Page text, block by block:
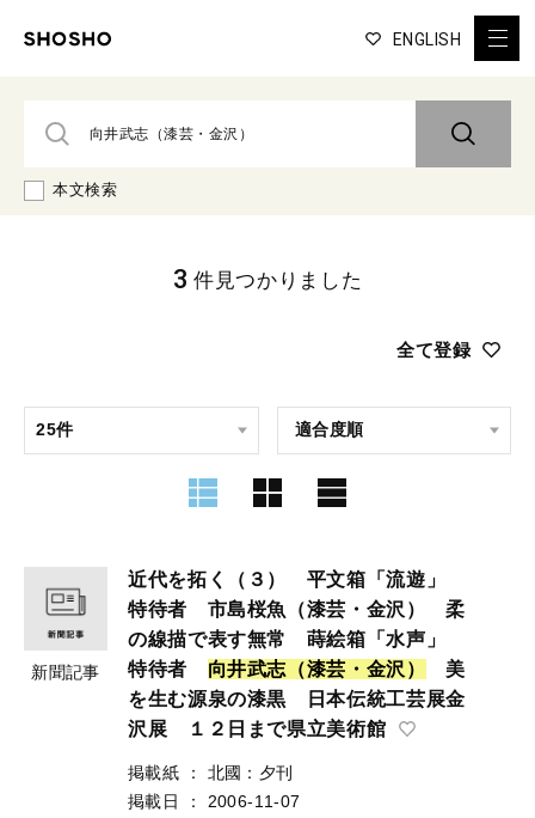
ENGLISH
本文検索
全て登録
3 件見つかりました
新聞記事
近代を拓く（３） 平文箱「流遊」
特待者 市島桜魚（漆芸・金沢） 柔
の線描で表す無常 蒔絵箱「水声」
特待者 向井武志 （漆芸 ・ 金沢 ）
美
を生む源泉の漆黒 日本伝統工芸展金
沢展 １２日まで県立美術館
掲載紙 ：
北國：夕刊
掲載日
：
2006-11-07